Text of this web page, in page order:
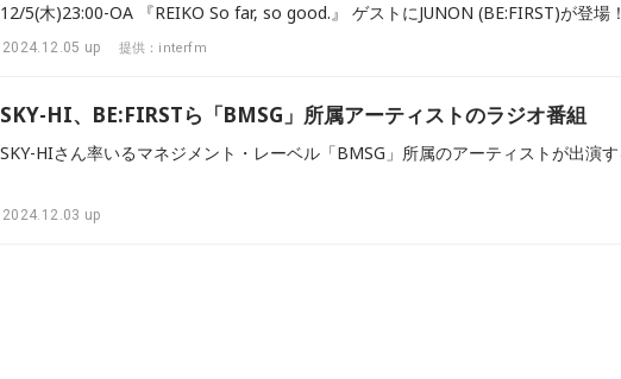
12/5(木)23:00-OA 『REIKO So far, so good.』 ゲストにJUNON (BE:FIRST)が登場！
2024.12.05 up 提供：interfm
SKY-HI、BE:FIRSTら「BMSG」所属アーティストのラジオ番組
2024.12.03 up